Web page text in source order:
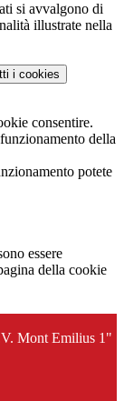
si avvalgono di
illustrate nella
i cookies
consentire.
della
potete
essere
della cookie
Mont Emilius 1"